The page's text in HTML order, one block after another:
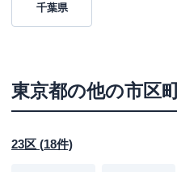
千葉県
東京都の他の市区
23区 (18件)